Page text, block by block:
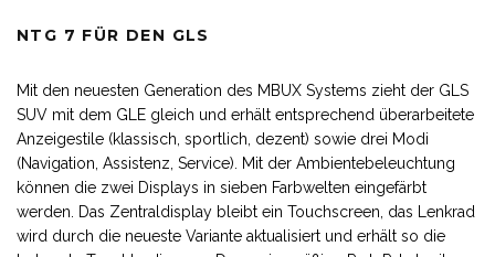
NTG 7 FÜR DEN GLS
Mit den neuesten Generation des MBUX Systems zieht der GLS
SUV mit dem GLE gleich und erhält entsprechend überarbeitete
Anzeigestile (klassisch, sportlich, dezent) sowie drei Modi
(Navigation, Assistenz, Service). Mit der Ambientebeleuchtung
können die zwei Displays in sieben Farbwelten eingefärbt
werden. Das Zentraldisplay bleibt ein Touchscreen, das Lenkrad
wird durch die neueste Variante aktualisiert und erhält so die